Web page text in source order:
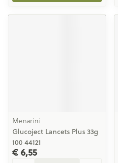
Menarini
Glucoject Lancets Plus 33g
100 44121
€ 6,55